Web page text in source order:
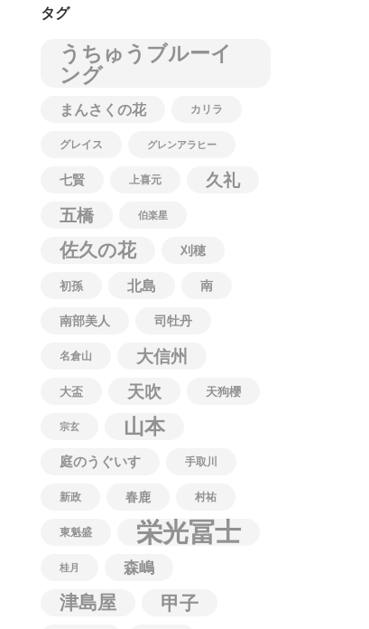
タグ
うちゅうブルーイ
ング
まんさくの花 カリラ
グレイス グレンアラヒー
七賢 上喜元
久礼
五橋
伯楽星
佐久の花 刈穂
初孫 北島 南
南部美人 司牡丹
名倉山 大信州
大盃 天吹 天狗櫻
宗玄 山本
庭のうぐいす 手取川
新政 春鹿 村祐
東魁盛 栄光冨士
桂月 森嶋
津島屋 甲子